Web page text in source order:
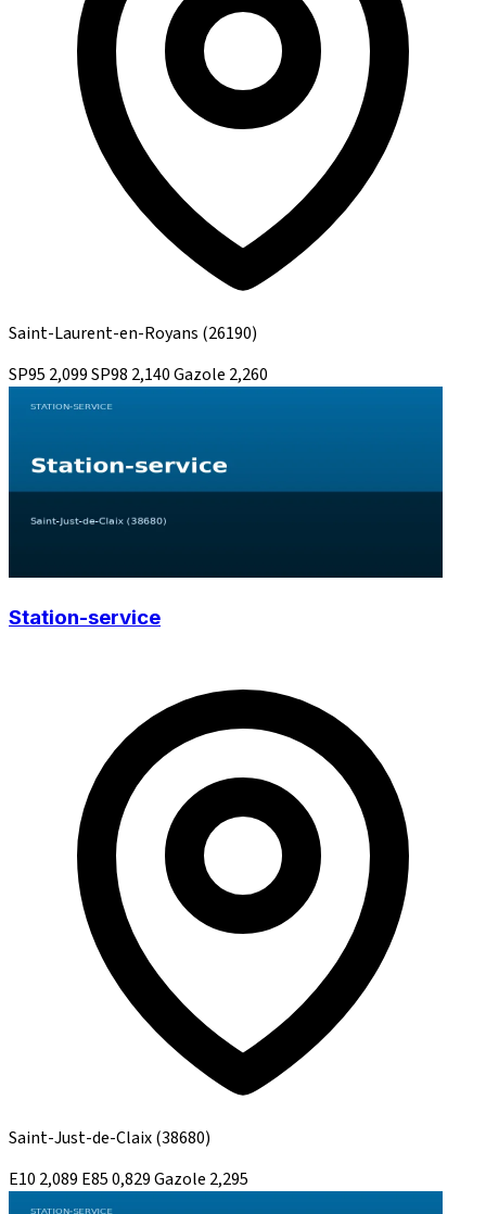
Saint-Laurent-en-Royans (26190)
SP95 2,099SP98 2,140Gazole 2,260
Station-service
Saint-Just-de-Claix(38680)
E10 2,089 E850,829Gazole 2,295